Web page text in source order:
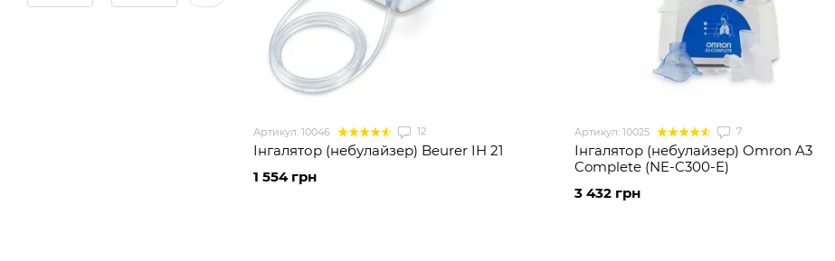
Артикул: 10046 12
Інгалятор (небулайзер) Beurer IH 21
1 554 грн
Артикул: 10025 7
Інгалятор (небулайзер) Omron A3
Complete (NE-C300-E)
3 432 грн